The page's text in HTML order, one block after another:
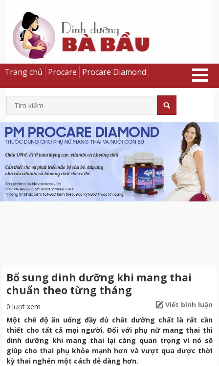
Bổ sung dinh dưỡng khi mang thai
chuẩn theo từng tháng
0 lượt xem
Viết bình luận
Một chế độ ăn uống đầy đủ chất dưỡng chất là rất cần
thiết cho tất cả mọi người. Đối với phụ nữ mang thai thì
dinh dưỡng khi mang thai lại càng quan trọng vì nó sẽ
giúp cho thai phụ khỏe mạnh hơn và vượt qua được thời
kỳ thai nghén một cách dễ dàng hơn.
Trang chủ Procare Procare Diamond